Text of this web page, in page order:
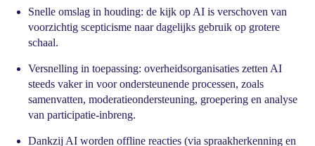
Snelle omslag in houding: de kijk op AI is verschoven van
voorzichtig scepticisme naar dagelijks gebruik op grotere
schaal.
Versnelling in toepassing: overheidsorganisaties zetten AI
steeds vaker in voor ondersteunende processen, zoals
samenvatten, moderatieondersteuning, groepering en analyse
van participatie-inbreng.
Dankzij AI worden offline reacties (via spraakherkenning en